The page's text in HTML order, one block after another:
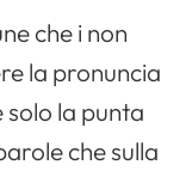
che i non
la pronuncia
solo la punta
che sulla